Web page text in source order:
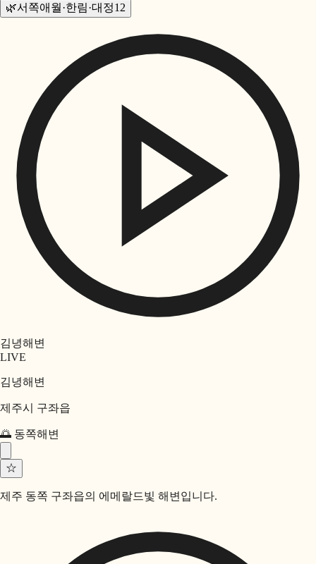
🌿서쪽애월·한림·대정12
김녕해변
LIVE
김녕해변
제주시 구좌읍
🌅 동쪽해변
☆
제주 동쪽 구좌읍의 에메랄드빛 해변입니다.